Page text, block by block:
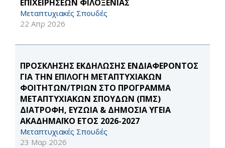
ΕΠΙΧΕΙΡΗΣΕΩΝ ΦΙΛΟΞΕΝΙΑΣ
Μεταπτυχιακές Σπουδές
22 Απρ 2026
ΠΡΟΣΚΛΗΣΗΣ ΕΚΔΗΛΩΣΗΣ ΕΝΔΙΑΦΕΡΟΝΤΟΣ
ΓΙΑ ΤΗΝ ΕΠΙΛΟΓΗ ΜΕΤΑΠΤΥΧΙΑΚΩΝ
ΦΟΙΤΗΤΩΝ/ΤΡΙΩΝ ΣΤΟ ΠΡΟΓΡΑΜΜΑ
ΜΕΤΑΠΤΥΧΙΑΚΩΝ ΣΠΟΥΔΩΝ (ΠΜΣ)
ΔΙΑΤΡΟΦΗ, ΕΥΖΩΙΑ & ΔΗΜΟΣΙΑ ΥΓΕΙΑ
ΑΚΑΔΗΜΑΪΚΟ ΕΤΟΣ 2026-2027
Μεταπτυχιακές Σπουδές
23 Μαρ 2026